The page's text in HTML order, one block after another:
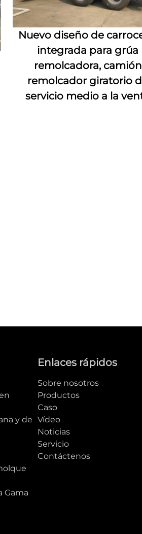
Nuevo diseño de
integrada para grúa
remolcadora, camión
remolcador giratorio
servicio medio a la
y de
Gama
Enlaces rápidos
Sobre nosotros
Productos
Caso
Vídeo
Noticias
Servicio
Contáctenos